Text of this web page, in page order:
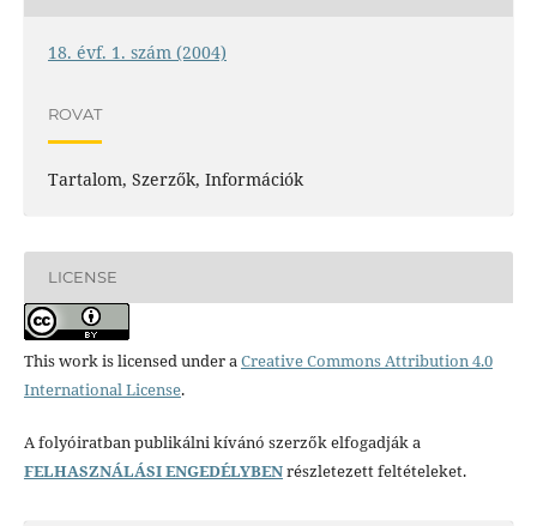
18. évf. 1. szám (2004)
ROVAT
Tartalom, Szerzők, Információk
LICENSE
This work is licensed under aCreative Commons Attribution 4.0
International License.
A folyóiratban publikálni kívánó szerzők elfogadják a
FELHASZNÁLÁSI ENGEDÉLYBENrészletezett feltételeket.